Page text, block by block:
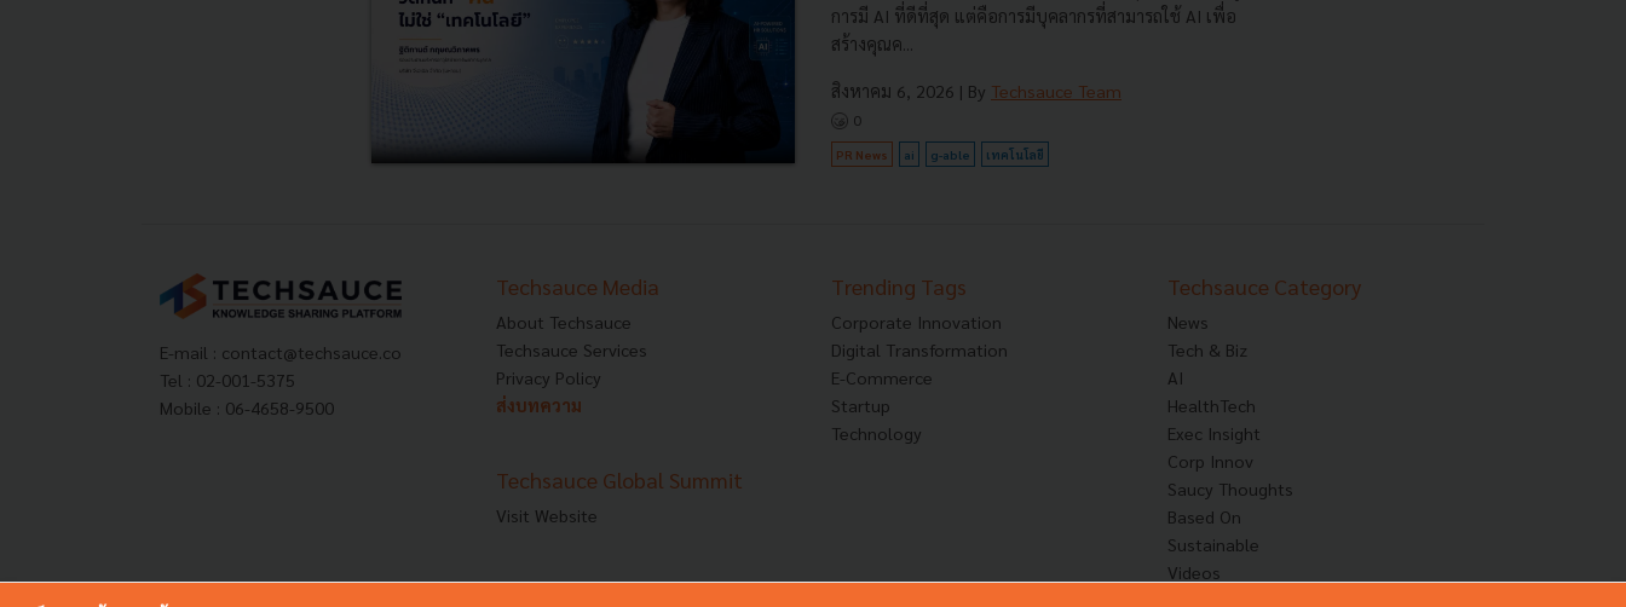
การมี AI ที่ดีที่สุด แต่คือการมีบุคลากรที่สามารถใช้ AI เพื่อ
สร้างคุณค...
สิงหาคม 6, 2026 | By Techsauce Team
0
PR News ai g-able เทคโนโลยี
E-mail : contact@techsauce.co
Tel : 02-001-5375
Mobile : 06-4658-9500
Techsauce Media
About Techsauce
Techsauce Services
Privacy Policy
ส่งบทความ
Techsauce Global Summit
Visit Website
Trending Tags
Corporate Innovation
Digital Transformation
E-Commerce
Startup
Technology
Techsauce Category
News
Tech & Biz
AI
HealthTech
Exec Insight
Corp Innov
Saucy Thoughts
Based On
Sustainable
Videos